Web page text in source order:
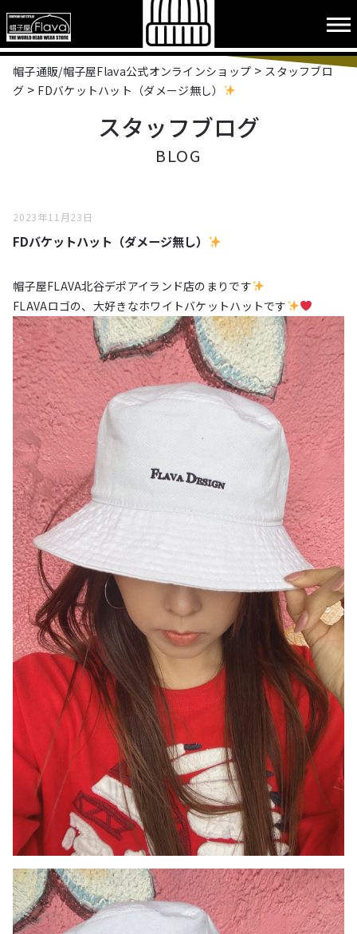
帽子通販/帽子屋Flava公式オンラインショップ > スタッフブロ
グ > FDバケットハット（ダメージ無し）
スタッフブログ
BLOG
2023年11月23日
FDバケットハット（ダメージ無し）
帽子屋FLAVA北谷デポアイランド店のまりです
FLAVAロゴの、大好きなホワイトバケットハットです